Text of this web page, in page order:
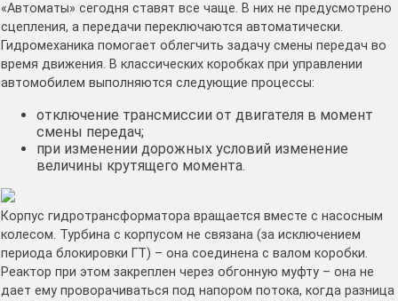
«Автоматы» сегодня ставят все чаще. В них не предусмотрено
сцепления, а передачи переключаются автоматически.
Гидромеханика помогает облегчить задачу смены передач во
время движения. В классических коробках при управлении
автомобилем выполняются следующие процессы:
отключение трансмиссии от двигателя в момент
смены передач;
при изменении дорожных условий изменение
величины крутящего момента.
Корпус гидротрансформатора вращается вместе с насосным
колесом. Турбина с корпусом не связана (за исключением
периода блокировки ГТ) – она соединена с валом коробки.
Реактор при этом закреплен через обгонную муфту – она не
дает ему проворачиваться под напором потока, когда разница